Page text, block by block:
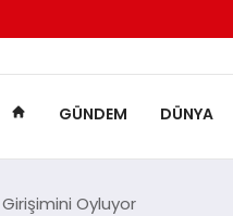
GÜNDEM DÜNYA
Oyluyor